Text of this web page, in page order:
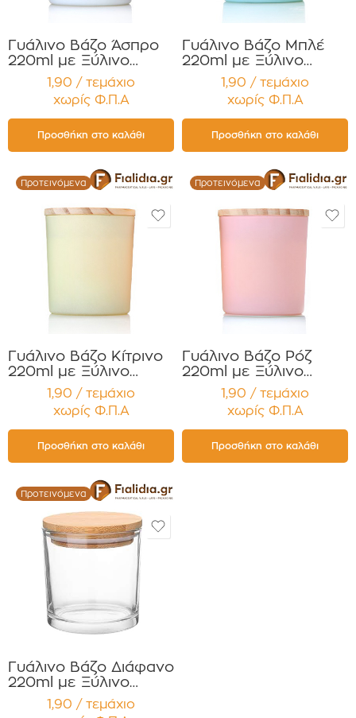
Γυάλινο Βάζο Άσπρο
220ml με Ξύλινο
Καπάκι για Κεριά
Συσκευασία 12
τεμαχίων
1,90 / τεμάχιο
χωρίς Φ.Π.Α
Προσθήκη στο καλάθι
Γυάλινο Βάζο Μπλέ
220ml με Ξύλινο
Καπάκι για Κεριά
Συσκευασία 12
τεμαχίων
1,90 / τεμάχιο
χωρίς Φ.Π.Α
Προσθήκη στο καλάθι
Προτεινόμενα
Γυάλινο Βάζο Κίτρινο
220ml με Ξύλινο
Καπάκι για Κεριά
Συσκευασία 12
τεμαχίων
1,90 / τεμάχιο
χωρίς Φ.Π.Α
Προσθήκη στο καλάθι
Προτεινόμενα
Γυάλινο Βάζο Ρόζ
220ml με Ξύλινο
Καπάκι για Κεριά
Συσκευασία 12
τεμαχίων
1,90 / τεμάχιο
χωρίς Φ.Π.Α
Προσθήκη στο καλάθι
Προτεινόμενα
Γυάλινο Βάζο Διάφανο
220ml με Ξύλινο
Καπάκι για Κεριά
Συσκευασία 12
1,90 / τεμάχιο